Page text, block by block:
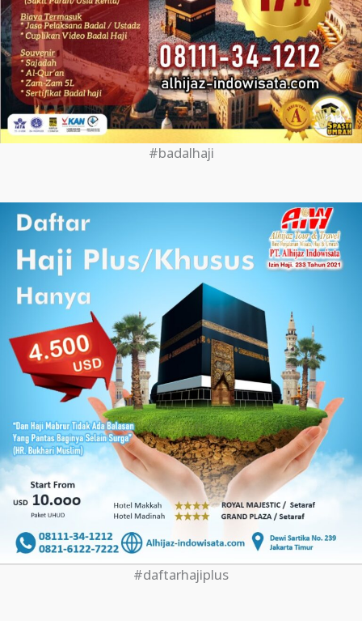
#badalhaji
#daftarhajiplus